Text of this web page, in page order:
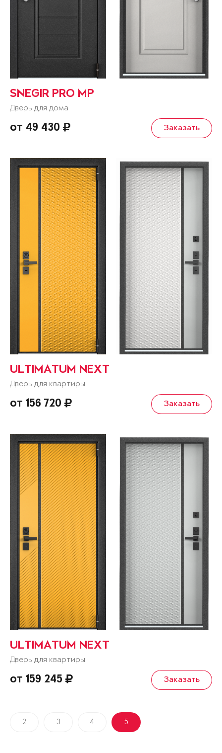
SNEGIR PRO MP
Дверь для дома
от 49 430 Заказать
ULTIMATUM NEXT
Дверь для квартиры
от 156 720 Заказать
ULTIMATUM NEXT
Дверь для квартиры
от 159 245 Заказать
2 3 4 5